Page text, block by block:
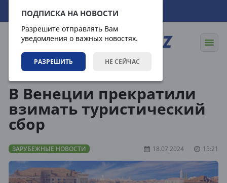
ПОДПИСКА НА НОВОСТИ
Разрешите отправлять Вам
уведомления о важных новостях.
РАЗРЕШИТЬ НЕ СЕЙЧАС
06.08.2026 09:48:48
В Венеции прекратили
взимать туристический
сбор
ЗАРУБЕЖНЫЕ НОВОСТИ 18.07.2024 15:21